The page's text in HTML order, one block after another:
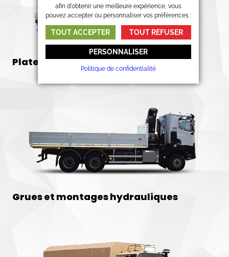
Plateaux de distribution ADR
Grues et montages hydrauliques
afin d'obtenir une meilleure expérience, vous
pouvez accepter ou personnaliser vos préférences :
TOUT ACCEPTER TOUT REFUSER
PERSONNALISER
Politique de confidentialité